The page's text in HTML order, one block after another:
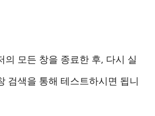
의 모든 창을 종료한 후, 다시 실
검색을 통해 테스트하시면 됩니